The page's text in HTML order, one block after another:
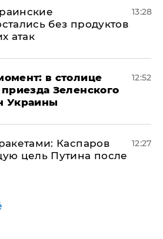
без продуктов
атак
13:28
в столице
Зеленского
Украины
12:52
Каспаров
цель Путина после
12:27